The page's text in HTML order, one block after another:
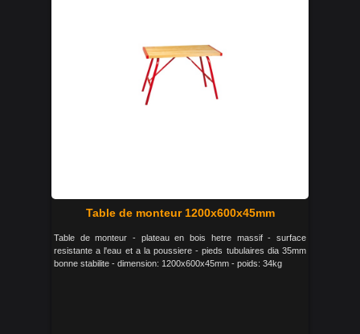
Table de monteur 1200x600x45mm
Table de monteur - plateau en bois hetre massif - surface
resistante a l'eau et a la poussiere - pieds tubulaires dia 35mm
bonne stabilite - dimension: 1200x600x45mm - poids: 34kg